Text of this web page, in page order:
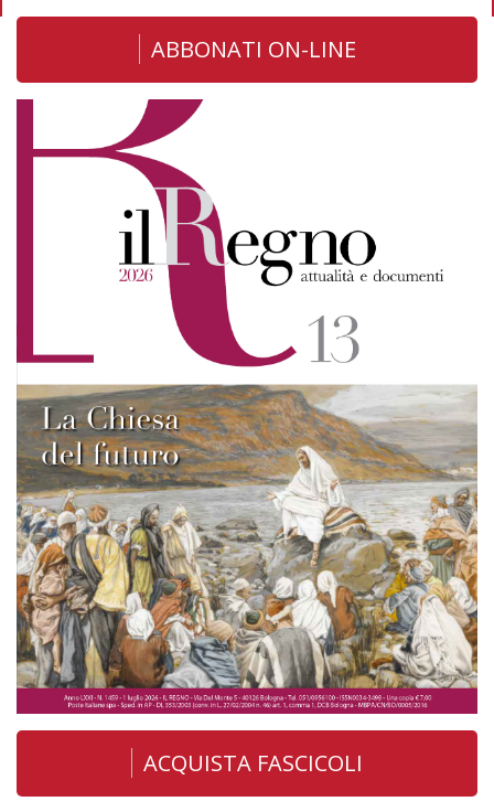
ABBONATI ON-LINE
ACQUISTA FASCICOLI